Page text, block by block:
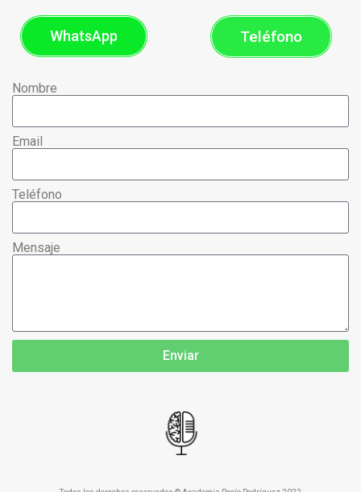
WhatsApp Teléfono
Nombre
Email
Teléfono
Mensaje
Enviar